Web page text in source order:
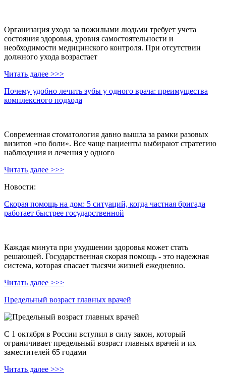
Организация ухода за пожилыми людьми требует учета
состояния здоровья, уровня самостоятельности и
необходимости медицинского контроля. При отсутствии
должного ухода возрастает
Читать далее >>>
Почему удобно лечить зубы у одного врача: преимущества
комплексного подхода
Современная стоматология давно вышла за рамки разовых
визитов «по боли». Все чаще пациенты выбирают стратегию
наблюдения и лечения у одного
Читать далее >>>
Новости:
Скорая помощь на дом: 5 ситуаций, когда частная бригада
работает быстрее государственной
Каждая минута при ухудшении здоровья может стать
решающей. Государственная скорая помощь - это надежная
система, которая спасает тысячи жизней ежедневно.
Читать далее >>>
Предельный возраст главных врачей
С 1 октября в России вступил в силу закон, который
ограничивает предельный возраст главных врачей и их
заместителей 65 годами
Читать далее >>>